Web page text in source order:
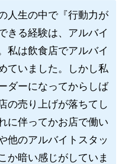
人生の中で『行動力が
きる経験は、アルバイ
私は飲食店でアルバイ
ていました。しかし私
ダーになってからしば
の売り上げが落ちてし
に伴ってかお店で働い
他のアルバイトスタッ
か暗い感じがしていま